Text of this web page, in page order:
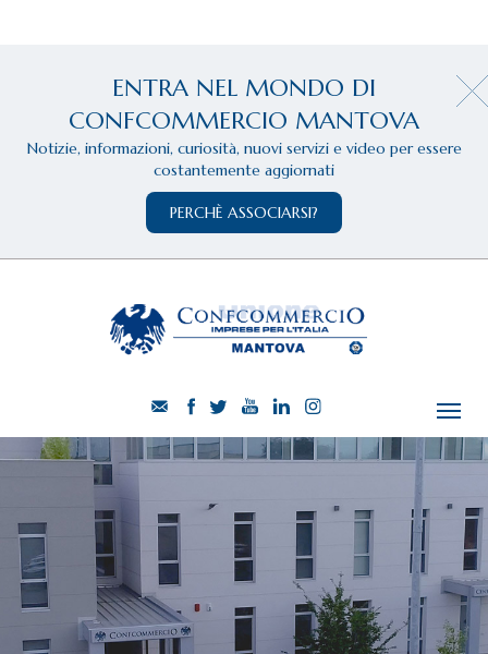
ENTRA NEL MONDO DI
CONFCOMMERCIO MANTOVA
Notizie, informazioni, curiosità, nuovi servizi e video per essere
costantemente aggiornati
PERCHÈ ASSOCIARSI?
CHI SIAMO
SERVIZI
CATEGORIE
DELEGAZIONI